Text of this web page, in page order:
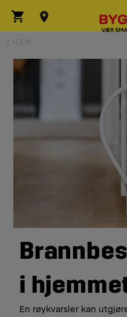
HJEM
i
En røykvarsler kan